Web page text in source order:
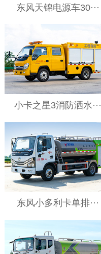
东风天锦电源车30···
小卡之星3消防洒水···
东风小多利卡单排···